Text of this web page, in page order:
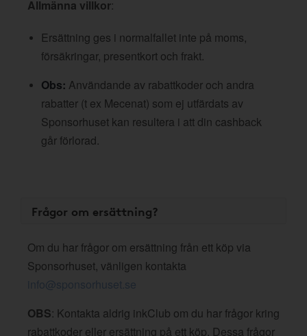
Allmänna villkor:
Ersättning ges i normalfallet inte på moms,
försäkringar, presentkort och frakt.
Obs: Användande av rabattkoder och andra
rabatter (t ex Mecenat) som ej utfärdats av
Sponsorhuset kan resultera i att din cashback
går förlorad.
Frågor om ersättning?
Om du har frågor om ersättning från ett köp via
Sponsorhuset, vänligen kontakta
info@sponsorhuset.se
OBS: Kontakta aldrig inkClub om du har frågor kring
rabattkoder eller ersättning på ett köp. Dessa frågor